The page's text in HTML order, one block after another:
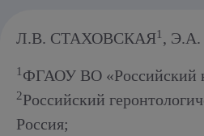
Л.В. СТАХОВСКАЯ1 ,
1 ФГАОУ ВО «Российский
2Российский
Россия;